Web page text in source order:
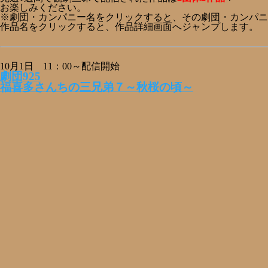
お楽しみください。
※劇団・カンパニー名をクリックすると、その劇団・カンパニ
作品名をクリックすると、作品詳細画面へジャンプします。
10月1日 11：00～配信開始
劇団925
福喜多さんちの三兄弟７～秋桜の頃～